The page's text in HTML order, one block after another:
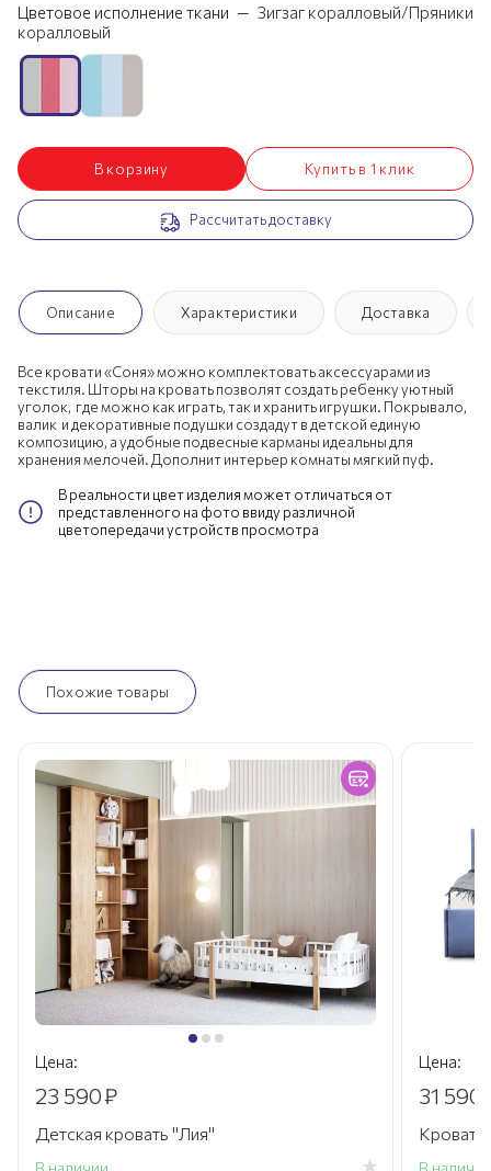
Цветовое исполнение ткани — Зигзаг коралловый/Пряники
коралловый
В корзину Купить в 1 клик
Рассчитать доставку
Описание Характеристики Доставка
Все кровати «Соня» можно комплектовать аксессуарами из
текстиля. Шторы на кровать позволят создать ребенку уютный
уголок, где можно как играть, так и хранить игрушки. Покрывало,
валик и декоративные подушки создадут в детской единую
композицию, а удобные подвесные карманы идеальны для
хранения мелочей. Дополнит интерьер комнаты мягкий пуф.
В реальности цвет изделия может отличаться от
представленного на фото ввиду различной
цветопередачи устройств просмотра
Похожие товары
Цена:
23 590₽
Детская кровать "Лия"
В наличии
Цена:
31 590
В наличии